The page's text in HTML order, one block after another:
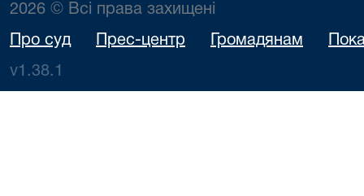
2026 © Всі права захищені
Про суд Прес-центр Громадянам
v1.38.1